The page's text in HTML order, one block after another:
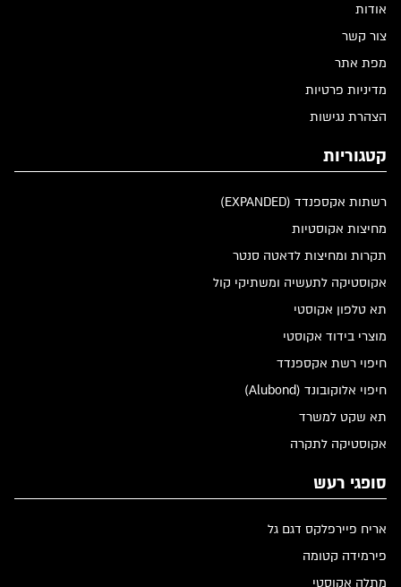
אודות
צור קשר
מפת אתר
מדיניות פרטיות
הצהרת נגישות
קטגוריות
רשתות אקספנדד (EXPANDED)
מחיצות אקוסטיות
תקרות ומחיצות לדאטה סנטר
אקוסטיקה לתעשיה ומשתיקי קול
תא טלפון אקוסטי
מוצרי בידוד אקוסטי
חיפוי רשת אקספנדד
חיפוי אלוקובונד (Alubond)
תא שקט למשרד
אקוסטיקה לתקרה
סופגי רעש
אריח פיירפלקס דגם גל
פירמידה קטומה
מתלה אקוסטי